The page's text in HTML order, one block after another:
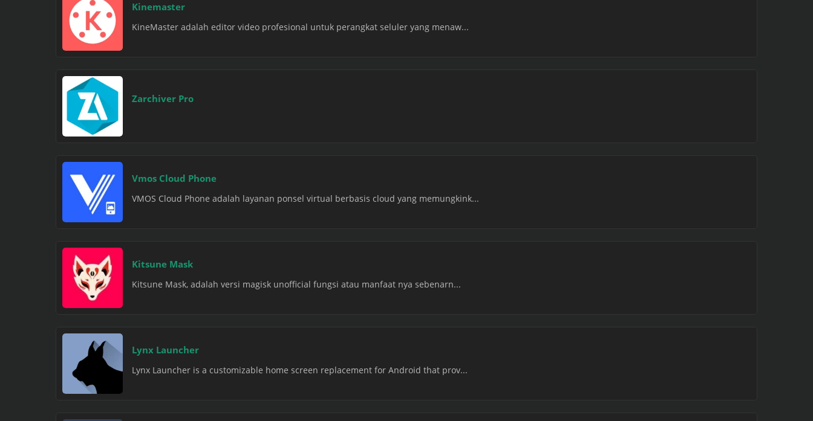
Kinemaster
KineMaster adalah editor video profesional untuk perangkat seluler yang menaw...
Zarchiver Pro
Vmos Cloud Phone
VMOS Cloud Phone adalah layanan ponsel virtual berbasis cloud yang memungkink...
Kitsune Mask
Kitsune Mask, adalah versi magisk unofficial fungsi atau manfaat nya sebenarn...
Lynx Launcher
Lynx Launcher is a customizable home screen replacement for Android that prov...